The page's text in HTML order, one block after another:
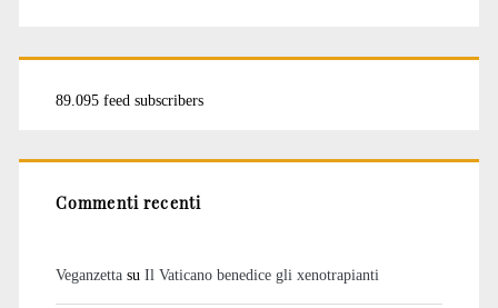
89.095 feed subscribers
Commenti recenti
Veganzettasu Il Vaticano benedice gli xenotrapianti